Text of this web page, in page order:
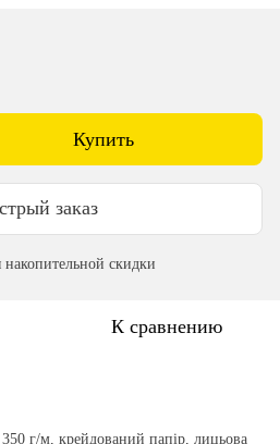
Купить
заказ
накопительной скидки
К сравнению
г/м, крейдований папір, лицьова